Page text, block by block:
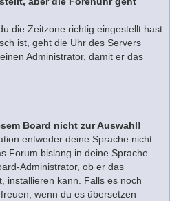
die Zeitzone richtig eingestellt hast
ist, geht die Uhr des Servers
Administrator, damit er das
Board nicht zur Auswahl!
entweder deine Sprache nicht
Forum bislang in deine Sprache
Administrator, ob er das
installieren kann. Falls es noch
wenn du es übersetzen